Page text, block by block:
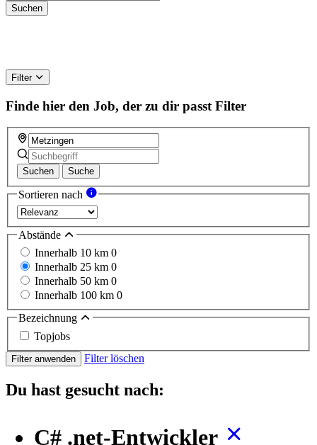
Filter
Finde hier den Job, der zu dir passt Filter
Suchen Suche
Sortieren nach
Abstände
Innerhalb 10 km 0
Innerhalb 25 km 0
Innerhalb 50 km 0
Innerhalb 100 km 0
Bezeichnung
Topjobs
Filter anwenden Filter löschen
Du hast gesucht nach:
C# .net-Entwickler